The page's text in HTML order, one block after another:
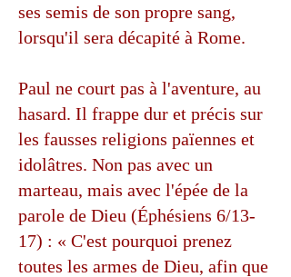
ses semis de son propre sang,
lorsqu'il sera décapité à Rome.
Paul ne court pas à l'aventure, au
hasard. Il frappe dur et précis sur
les fausses religions païennes et
idolâtres. Non pas avec un
marteau, mais avec l'épée de la
parole de Dieu (Éphésiens 6/13-
17) : « C'est pourquoi prenez
toutes les armes de Dieu, afin que